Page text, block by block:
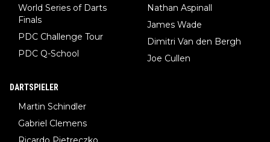
World Series of Darts
Finals
PDC Challenge Tour
PDC Q-School
Nathan Aspinall
James Wade
Dimitri Van den Bergh
Joe Cullen
DARTSPIELER
Martin Schindler
Gabriel Clemens